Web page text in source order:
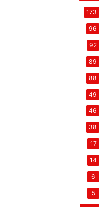
173
96
92
89
88
49
46
38
17
14
6
5